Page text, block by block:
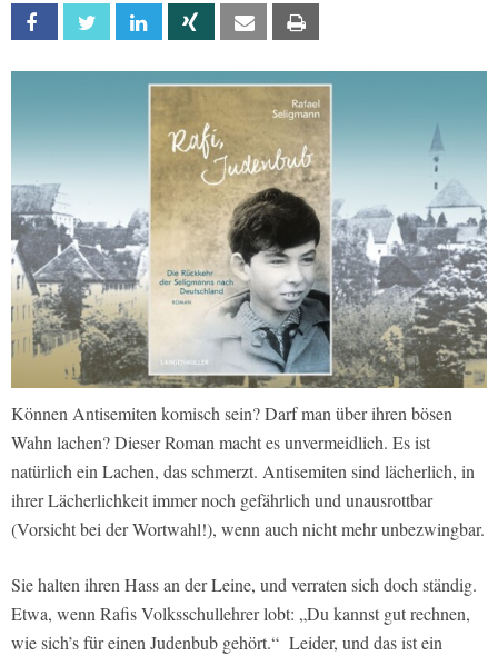
Facebook Twitter Linkedin Xing Email
Können Antisemiten komisch sein? Darf man über ihren bösen
Wahn lachen? Dieser Roman macht es unvermeidlich. Es ist
natürlich ein Lachen, das schmerzt. Antisemiten sind lächerlich, in
ihrer Lächerlichkeit immer noch gefährlich und unausrottbar
(Vorsicht bei der Wortwahl!), wenn auch nicht mehr unbezwingbar.
Sie halten ihren Hass an der Leine, und verraten sich doch ständig.
Etwa, wenn Rafis Volksschullehrer lobt: „Du kannst gut rechnen,
wie sich’s für einen Judenbub gehört.“ Leider, und das ist ein